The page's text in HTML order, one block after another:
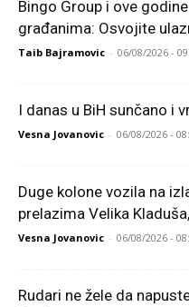
Bingo Group i ove
građanima: Osvojite
Taib Bajramovic - 06/08/2026 -
I danas u BiH sunčano i
Vesna Jovanovic - 06/08/2026 -
Duge kolone vozila na
prelazima Velika
Vesna Jovanovic - 06/08/2026 -
Rudari ne žele da